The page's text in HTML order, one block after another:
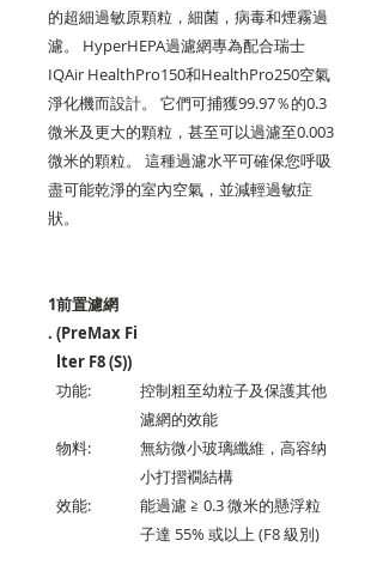
的超細過敏原顆粒，細菌，病毒和煙霧過
濾。 HyperHEPA過濾網專為配合瑞士
IQAir HealthPro150和HealthPro250空氣
淨化機而設計。 它們可捕獲99.97％的0.3
微米及更大的顆粒，甚至可以過濾至0.003
微米的顆粒。 這種過濾水平可確保您呼吸
盡可能乾淨的室內空氣，並減輕過敏症
狀。
1
.
前置濾網
(PreMax Fi
lter F8 (S))
功能:
控制粗至幼粒子及保護其他
濾網的效能
物料:
無紡微小玻璃纖維，高容纳
小打摺襉結構
效能:
能過濾 ≧ 0.3 微米的懸浮粒
子達 55% 或以上 (F8 級別)